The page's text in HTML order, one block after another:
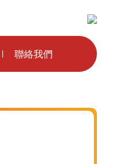
聯絡我們